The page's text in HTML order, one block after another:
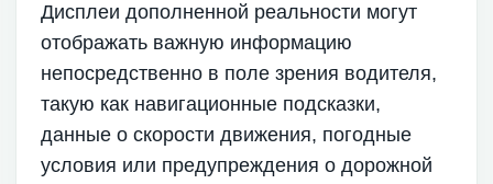
Дисплеи дополненной реальности могут
отображать важную информацию
непосредственно в поле зрения водителя,
такую как навигационные подсказки,
данные о скорости движения, погодные
условия или предупреждения о дорожной